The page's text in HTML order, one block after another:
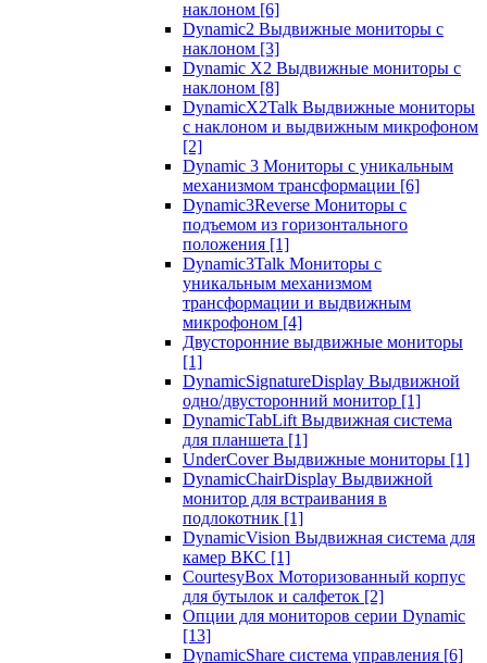
наклоном [6]
Dynamic2 Выдвижные мониторы с
наклоном [3]
Dynamic X2 Выдвижные мониторы с
наклоном [8]
DynamicX2Talk Выдвижные мониторы
с наклоном и выдвижным микрофоном
[2]
Dynamic 3 Мониторы с уникальным
механизмом трансформации [6]
Dynamic3Reverse Мониторы с
подъемом из горизонтального
положения [1]
Dynamic3Talk Мониторы с
уникальным механизмом
трансформации и выдвижным
микрофоном [4]
Двусторонние выдвижные мониторы
[1]
DynamicSignatureDisplay Выдвижной
одно/двусторонний монитор [1]
DynamicTabLift Выдвижная система
для планшета [1]
UnderCover Выдвижные мониторы [1]
DynamicChairDisplay Выдвижной
монитор для встраивания в
подлокотник [1]
DynamicVision Выдвижная система для
камер ВКС [1]
CourtesyBox Моторизованный корпус
для бутылок и салфеток [2]
Опции для мониторов серии Dynamic
[13]
DynamicShare система управления [6]